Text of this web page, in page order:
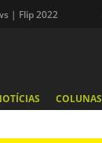
| Flip 2022
COLUNAS